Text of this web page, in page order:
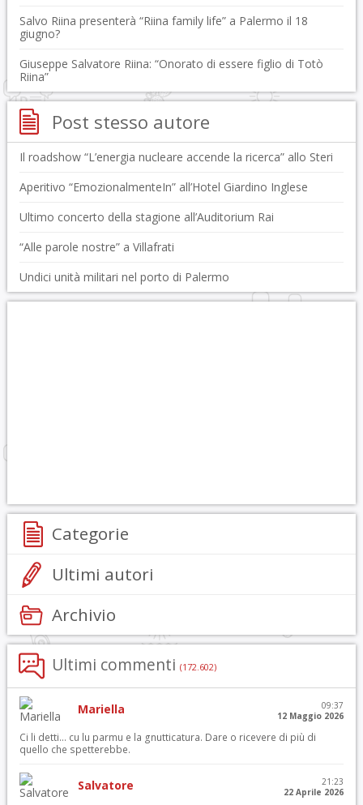
Salvo Riina presenterà “Riina family life” a Palermo il 18
giugno?
Giuseppe Salvatore Riina: “Onorato di essere figlio di Totò
Riina”
Post stesso autore
Il roadshow “L’energia nucleare accende la ricerca” allo Steri
Aperitivo “EmozionalmenteIn” all’Hotel Giardino Inglese
Ultimo concerto della stagione all’Auditorium Rai
“Alle parole nostre” a Villafrati
Undici unità militari nel porto di Palermo
Categorie
Ultimi autori
Archivio
Ultimi commenti (172.602)
Mariella
09:37
12 Maggio 2026
Ci li detti… cu lu parmu e la gnutticatura. Dare o ricevere di più di
quello che spetterebbe.
Salvatore
21:23
22 Aprile 2026